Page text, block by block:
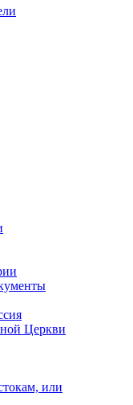
Церкви
или